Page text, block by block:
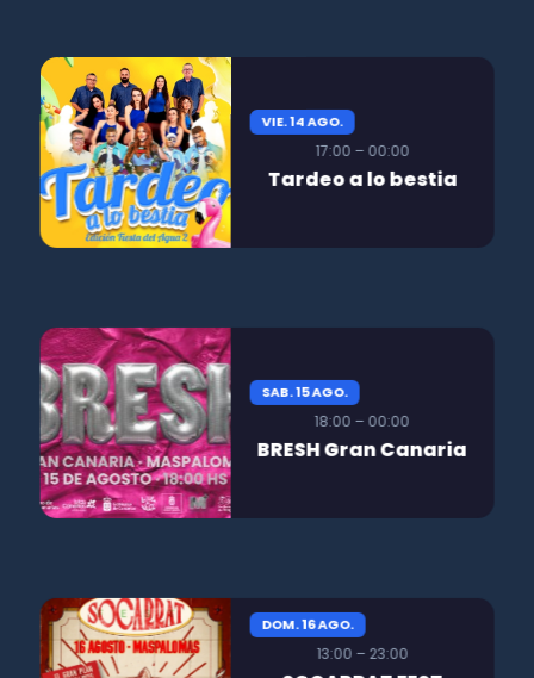
VIE. 14 AGO.
17:00 – 00:00
Tardeo a lo bestia
SAB. 15 AGO.
18:00 – 00:00
BRESH Gran Canaria
DOM. 16 AGO.
13:00 – 23:00